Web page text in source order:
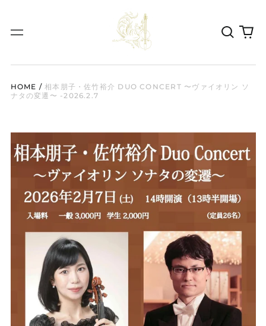
メ
タ
HOME / 相本朋子・佐竹裕介 DUO CONCERT 〜ヴァイオリン ソ
ナタの変遷〜 -2026.2.7